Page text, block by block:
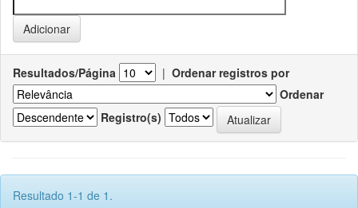
Resultados/Página | Ordenar registros por
Ordenar
Registro(s)
Resultado 1-1 de 1.